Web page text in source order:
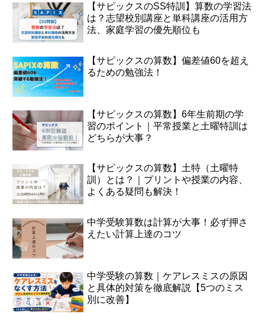
【サピックスのSS特訓】算数の学習法
は？志望校別講座と単科講座の活用方
法、家庭学習の優先順位も
【サピックスの算数】偏差値60を超え
るための勉強法！
【サピックスの算数】6年生前期の学
習のポイント｜平常授業と土曜特訓は
どちらが大事？
【サピックスの算数】土特（土曜特
訓）とは？｜プリントや授業の内容、
よくある疑問も解決！
中学受験算数は計算が大事！必ず押さ
えたい計算上達のコツ
中学受験の算数｜ケアレスミスの原因
と具体的対策を徹底解説【5つのミス
別に改善】